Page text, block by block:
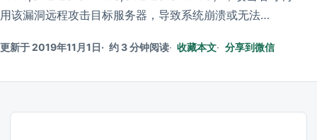
用该漏洞远程攻击目标服务器，导致系统崩溃或无法…
更新于 2019年11月1日 约 3 分钟阅读 收藏本文 分享到微信